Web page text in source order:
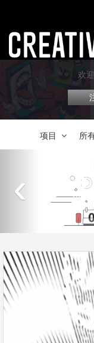
欢
项目 所
‹